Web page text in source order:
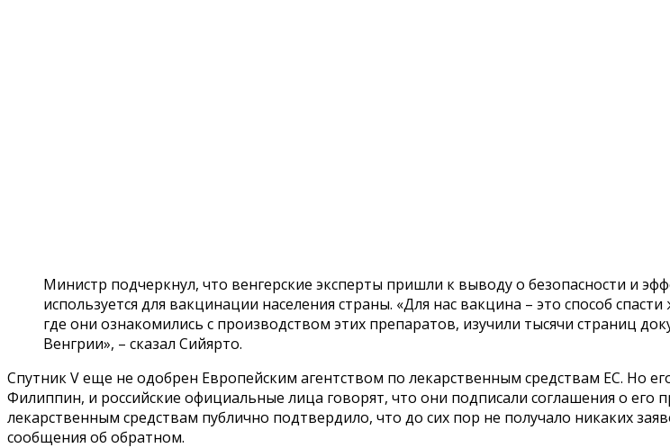
Министр подчеркнул, что венгерские эксперты пришли к выводу о безопасности и
используется для вакцинации населения страны. «Для нас вакцина – это способ
где они ознакомились с производством этих препаратов, изучили тысячи страниц
Венгрии», – сказал Сийярто.
Спутник V еще не одобрен Европейским агентством по лекарственным средствам ЕС. Но
Филиппин, и российские официальные лица говорят, что они подписали соглашения о
лекарственным средствам публично подтвердило, что до сих пор не получало никаких
сообщения об обратном.